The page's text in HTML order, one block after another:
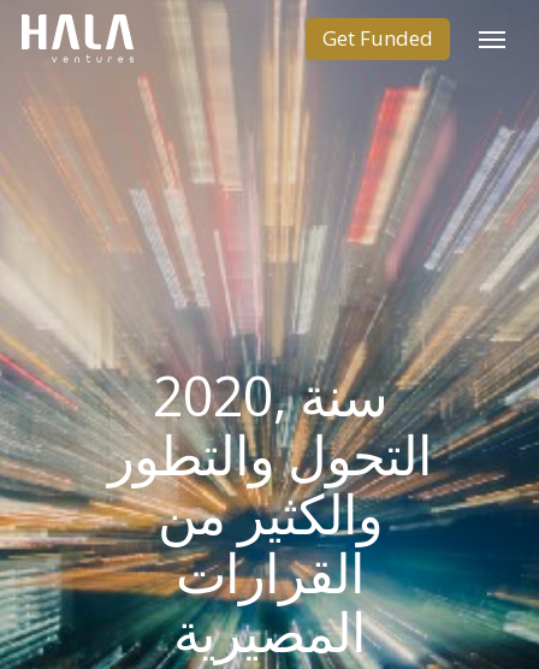
2020, سنة
التحول والتطور
والكثير من
القرارات
المصيرية